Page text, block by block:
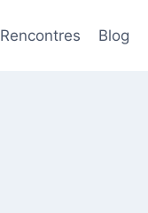
Rencontres Blog